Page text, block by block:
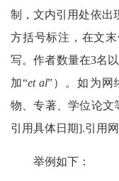
制，文内引用处依出
方括号标注，在文
写。作者数量在3名
加“et al”）。如为网
物、专著、学位论文
引用具体日期].引用网
举例如下：